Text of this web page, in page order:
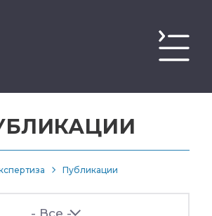
Публикации
- Все -